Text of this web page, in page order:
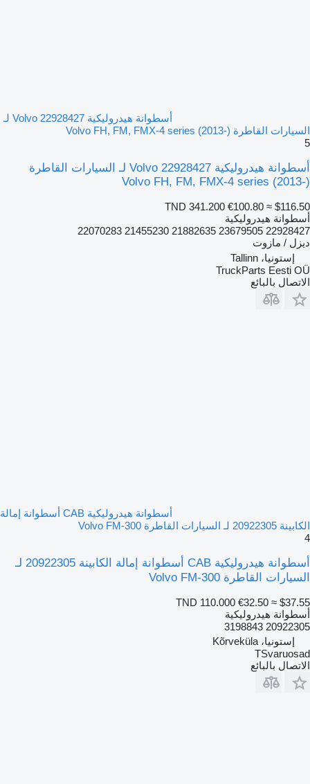
أسطوانة هيدروليكية Volvo 22928427 لـ
السيارات القاطرة Volvo FH, FM, FMX-4 series (2013-)
5
أسطوانة هيدروليكية Volvo 22928427 لـ السيارات القاطرة
Volvo FH, FM, FMX-4 series (2013-)
TND 341.200 €100.80 ≈ $116.50
أسطوانة هيدروليكية
22928427 23679505 21882635 21455230 22070283
ديزل / مازوت
إستونيا، Tallinn
TruckParts Eesti OÜ
الاتصال بالبائع
أسطوانة هيدروليكية CAB أسطوانة إمالة
الكابينة 20922305 لـ السيارات القاطرة Volvo FM-300
4
أسطوانة هيدروليكية CAB أسطوانة إمالة الكابينة 20922305 لـ
السيارات القاطرة Volvo FM-300
TND 110.000 €32.50 ≈ $37.55
أسطوانة هيدروليكية
20922305 3198843
إستونيا، Kõrveküla
TSvaruosad
الاتصال بالبائع